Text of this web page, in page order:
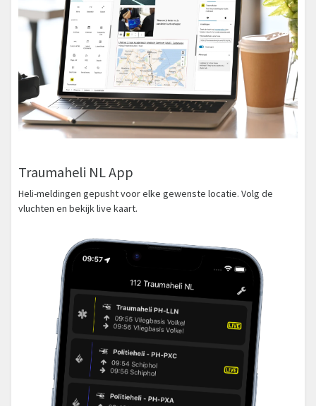
Traumaheli NL App
Heli-meldingen gepusht voor elke gewenste locatie. Volg de
vluchten en bekijk live kaart.